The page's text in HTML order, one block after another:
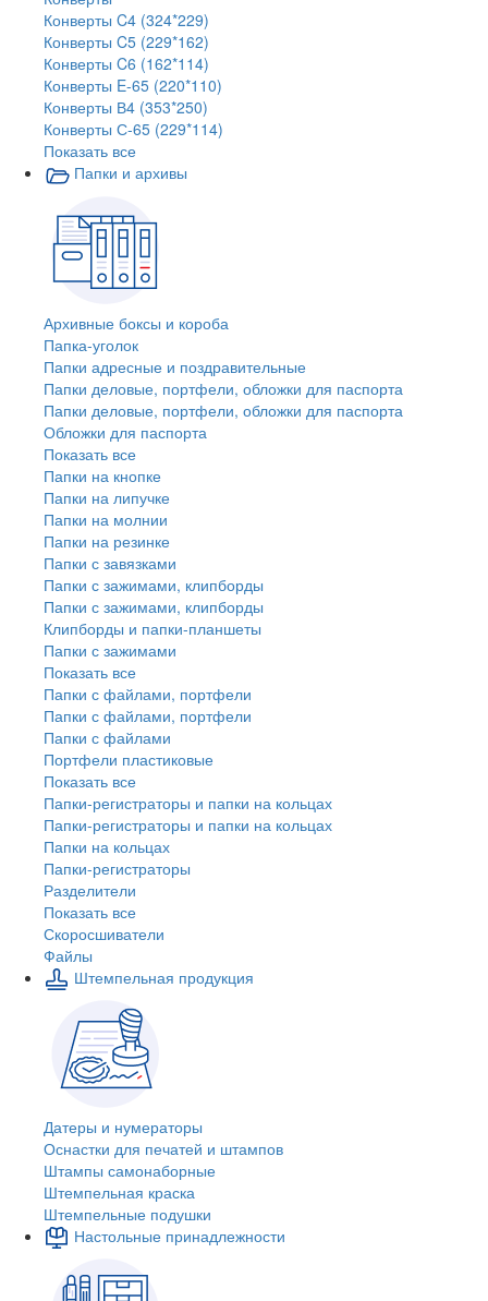
Конверты C4 (324*229)
Конверты C5 (229*162)
Конверты C6 (162*114)
Конверты E-65 (220*110)
Конверты В4 (353*250)
Конверты С-65 (229*114)
Показать все
Папки и архивы
Архивные боксы и короба
Папка-уголок
Папки адресные и поздравительные
Папки деловые, портфели, обложки для паспорта
Папки деловые, портфели, обложки для паспорта
Обложки для паспорта
Показать все
Папки на кнопке
Папки на липучке
Папки на молнии
Папки на резинке
Папки с завязками
Папки с зажимами, клипборды
Папки с зажимами, клипборды
Клипборды и папки-планшеты
Папки с зажимами
Показать все
Папки с файлами, портфели
Папки с файлами, портфели
Папки с файлами
Портфели пластиковые
Показать все
Папки-регистраторы и папки на кольцах
Папки-регистраторы и папки на кольцах
Папки на кольцах
Папки-регистраторы
Разделители
Показать все
Скоросшиватели
Файлы
Штемпельная продукция
Датеры и нумераторы
Оснастки для печатей и штампов
Штампы самонаборные
Штемпельная краска
Штемпельные подушки
Настольные принадлежности